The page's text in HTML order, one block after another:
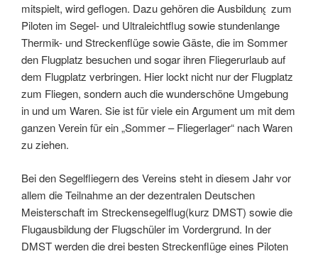
mitspielt, wird geflogen. Dazu gehören die Ausbildung zum
Piloten im Segel- und Ultraleichtflug sowie stundenlange
Thermik- und Streckenflüge sowie Gäste, die im Sommer
den Flugplatz besuchen und sogar ihren Fliegerurlaub auf
dem Flugplatz verbringen. Hier lockt nicht nur der Flugplatz
zum Fliegen, sondern auch die wunderschöne Umgebung
in und um Waren. Sie ist für viele ein Argument um mit dem
ganzen Verein für ein „Sommer – Fliegerlager“ nach Waren
zu ziehen.
Bei den Segelfliegern des Vereins steht in diesem Jahr vor
allem die Teilnahme an der dezentralen Deutschen
Meisterschaft im Streckensegelflug(kurz DMST) sowie die
Flugausbildung der Flugschüler im Vordergrund. In der
DMST werden die drei besten Streckenflüge eines Piloten